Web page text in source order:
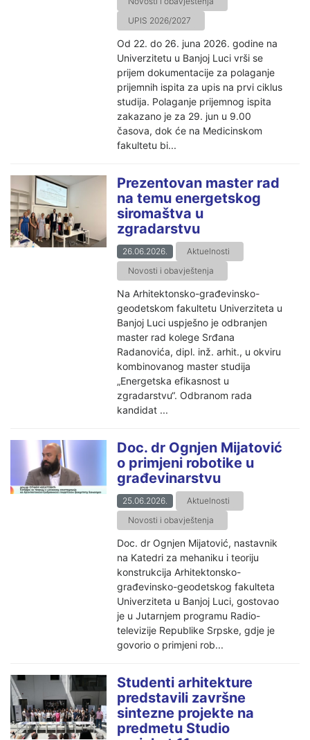
UPIS 2026/2027
Od 22. do 26. juna 2026. godine na
Univerzitetu u Banjoj Luci vrši se
prijem dokumentacije za polaganje
prijemnih ispita za upis na prvi ciklus
studija. Polaganje prijemnog ispita
zakazano je za 29. jun u 9.00
časova, dok će na Medicinskom
fakultetu bi...
Prezentovan master rad
na temu energetskog
siromaštva u
zgradarstvu
26.06.2026.
Aktuelnosti
Novosti i obavještenja
Na Arhitektonsko-građevinsko-
geodetskom fakultetu Univerziteta u
Banjoj Luci uspješno je odbranjen
master rad kolege Srđana
Radanovića, dipl. inž. arhit., u okviru
kombinovanog master studija
„Energetska efikasnost u
zgradarstvu“. Odbranom rada
kandidat ...
Doc. dr Ognjen Mijatović
o primjeni robotike u
građevinarstvu
25.06.2026.
Aktuelnosti
Novosti i obavještenja
Doc. dr Ognjen Mijatović, nastavnik
na Katedri za mehaniku i teoriju
konstrukcija Arhitektonsko-
građevinsko-geodetskog fakulteta
Univerziteta u Banjoj Luci, gostovao
je u Jutarnjem programu Radio-
televizije Republike Srpske, gdje je
govorio o primjeni rob...
Studenti arhitekture
predstavili završne
sintezne projekte na
predmetu Studio